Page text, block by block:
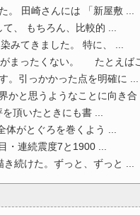
。 田崎さんには 「新屋敷 ...
、 もちろん、比較的 ...
みてきました。 特に、 ...
がまったくない。 たとえば
。引っかかった点を明確に ...
かと思うようなことに向き合
頂いたときにも書 ...
がとぐろを巻くよう ...
連続震度7と1900 ...
けた。ずっと、ずっと ...